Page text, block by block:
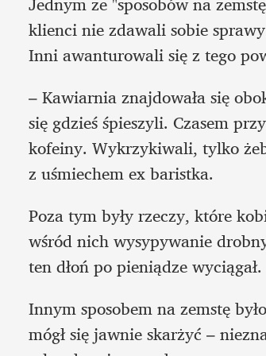
klienci nie zdawali sobie
Inni awanturowali się z tego
– Kawiarnia znajdowała się
się gdzieś śpieszyli. Czasem
kofeiny. Wykrzykiwali, tylko
z uśmiechem ex baristka.
Poza tym były rzeczy, które
wśród nich wysypywanie
ten dłoń po pieniądze wyciągał.
Innym sposobem na zemstę
mógł się jawnie skarżyć –